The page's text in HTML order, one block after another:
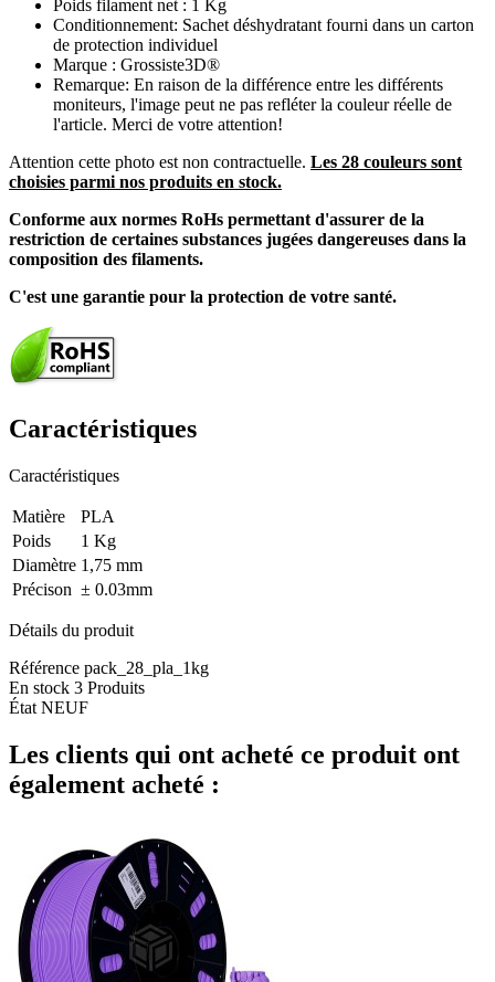
Poids filament net : 1 Kg
Conditionnement: Sachet déshydratant fourni dans un carton
de protection individuel
Marque : Grossiste3D®
Remarque: En raison de la différence entre les différents
moniteurs, l'image peut ne pas refléter la couleur réelle de
l'article. Merci de votre attention!
Attention cette photo est non contractuelle. Les 28 couleurs sont
choisies parmi nos produits en stock.
Conforme aux normes RoHs permettant d'assurer de la
restriction de certaines substances jugées dangereuses dans la
composition des filaments.
C'est une garantie pour la protection de votre santé.
Caractéristiques
Caractéristiques
Matière
PLA
Poids
1 Kg
Diamètre 1,75 mm
Précison ± 0.03mm
Détails du produit
Référence pack_28_pla_1kg
En stock 3 Produits
État NEUF
Les clients qui ont acheté ce produit ont
également acheté :